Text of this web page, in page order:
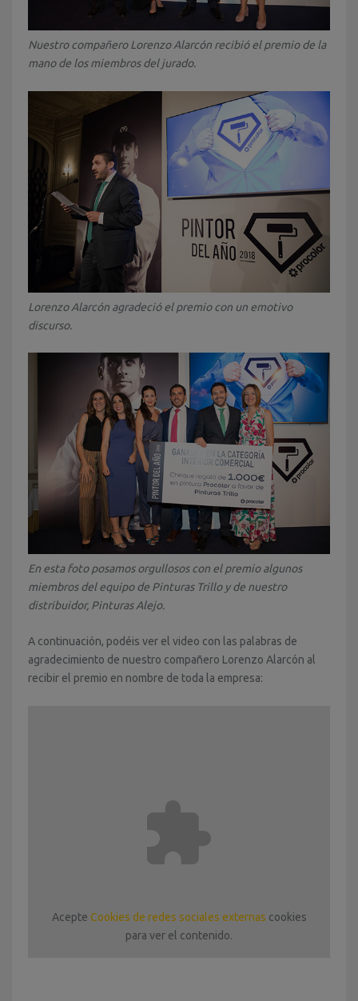
Nuestro compañero Lorenzo Alarcón recibió el premio de la
mano de los miembros del jurado.
Lorenzo Alarcón agradeció el premio con un emotivo
discurso.
En esta foto posamos orgullosos con el premio algunos
miembros del equipo de Pinturas Trillo y de nuestro
distribuidor, Pinturas Alejo.
A continuación, podéis ver el video con las palabras de
agradecimiento de nuestro compañero Lorenzo Alarcón al
recibir el premio en nombre de toda la empresa:
Acepte Cookies de redes sociales externas cookies
para ver el contenido.